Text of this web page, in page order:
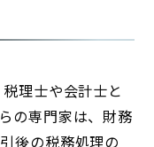
理士や会計士と
の専門家は、財務
後の税務処理の